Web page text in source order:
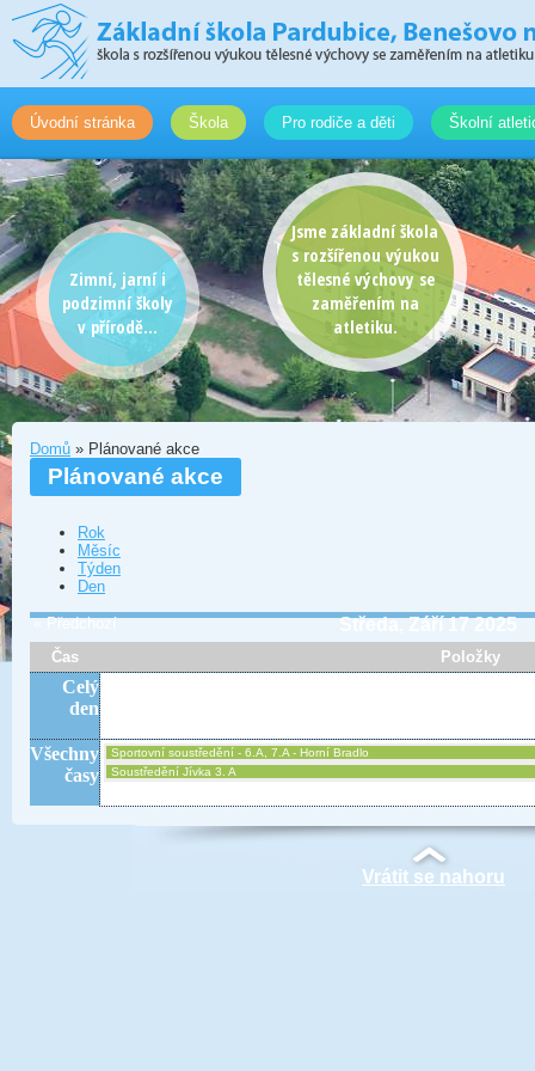
Úvodní stránka Škola Pro rodiče a děti Školní
Zimní, jarní i
podzimní školy
v přírodě...
Jsme základní škola
s rozšířenou výukou
tělesné výchovy se
zaměřením na
atletiku.
Domů » Plánované akce
Plánované akce
Rok
Měsíc
Týden
Den
« Předchozí Středa, Září 17 2025
Čas Položky
Celý
den
Všechny
časy
Sportovní soustředění - 6.A, 7.A - Horní Bradlo
Soustředění Jívka 3. A
Vrátit se nahoru